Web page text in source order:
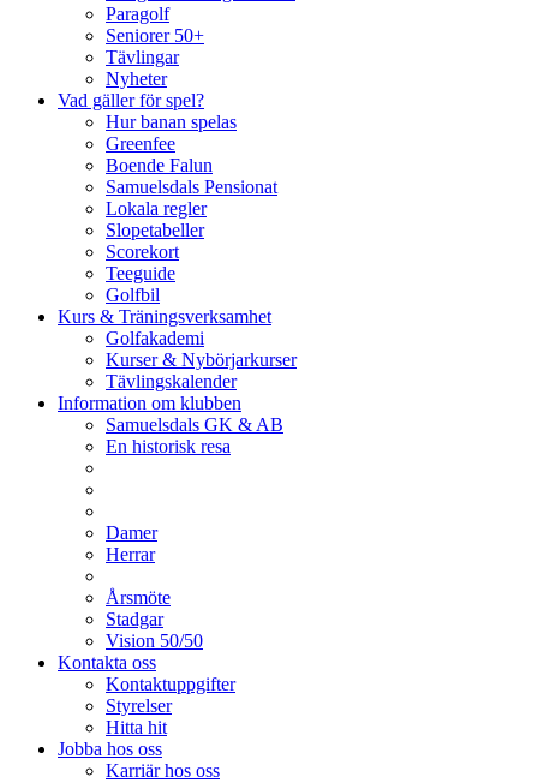
Paragolf
Seniorer 50+
Tävlingar
Nyheter
Vad gäller för spel?
Hur banan spelas
Greenfee
Boende Falun
Samuelsdals Pensionat
Lokala regler
Slopetabeller
Scorekort
Teeguide
Golfbil
Kurs & Träningsverksamhet
Golfakademi
Kurser & Nybörjarkurser
Tävlingskalender
Information om klubben
Samuelsdals GK & AB
En historisk resa
Damer
Herrar
Årsmöte
Stadgar
Vision 50/50
Kontakta oss
Kontaktuppgifter
Styrelser
Hitta hit
Jobba hos oss
Karriär hos oss